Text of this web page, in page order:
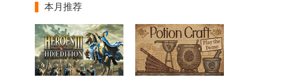
本月推荐